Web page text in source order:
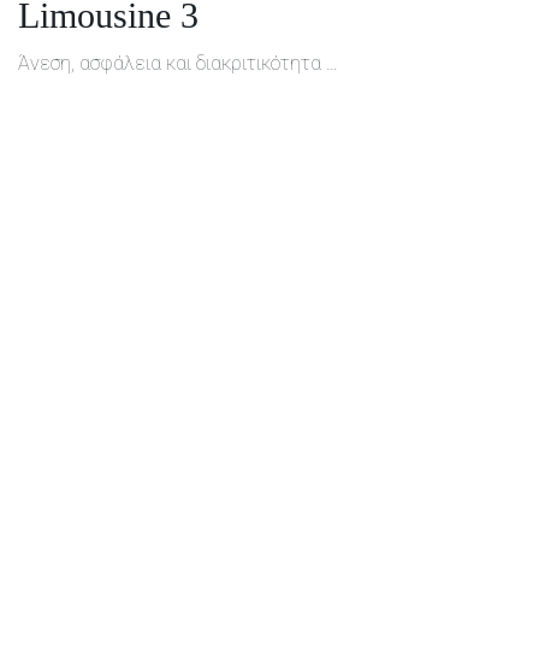
Limousine 3
Άνεση, ασφάλεια και διακριτικότητα …